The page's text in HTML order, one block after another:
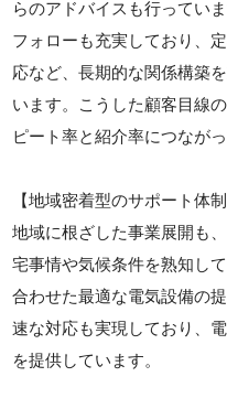
らのアドバイスも行ってい
フォローも充実しており、
応など、長期的な関係構築
います。こうした顧客目線
ピート率と紹介率につながっ
【地域密着型のサポート体制
地域に根ざした事業展開も
宅事情や気候条件を熟知し
合わせた最適な電気設備の
速な対応も実現しており、
を提供しています。